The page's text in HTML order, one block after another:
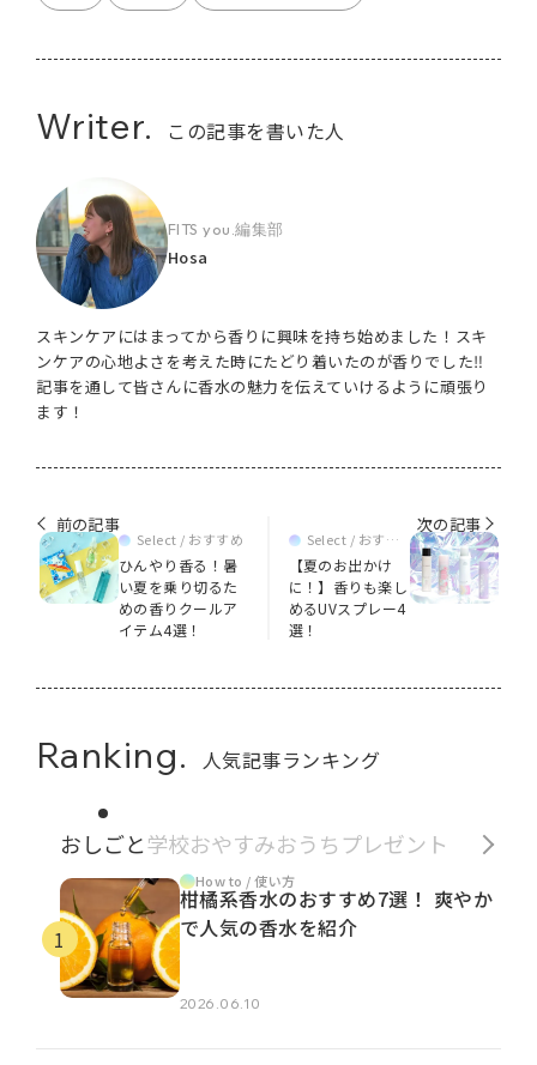
Writer. この記事を書いた人
FITS you.編集部
Hosa
スキンケアにはまってから香りに興味を持ち始めました！スキ
ンケアの心地よさを考えた時にたどり着いたのが香りでした‼
記事を通して皆さんに香水の魅力を伝えていけるように頑張り
ます！
前の記事
Select / おすすめ
ひんやり香る！暑
い夏を乗り切るた
めの香りクールア
イテム4選！
次の記事
Select / おすす
め
【夏のお出かけ
に！】香りも楽し
めるUVスプレー4
選！
Ranking. 人気記事ランキング
おしごと学校おやすみおうち プレゼント
How to / 使い方
柑橘系香水のおすすめ7選！ 爽やか
で人気の香水を紹介
2026.06.10